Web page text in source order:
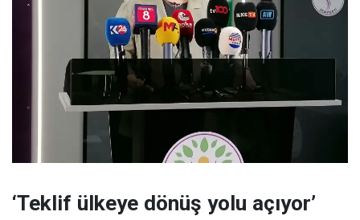
‘Teklif ülkeye dönüş yolu açıyor’